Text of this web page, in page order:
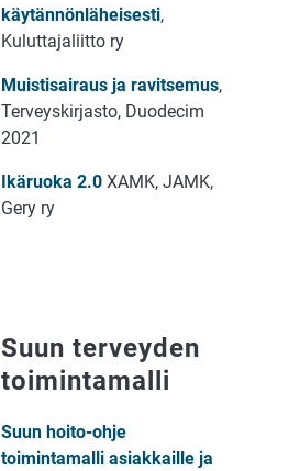
käytännönläheisesti,
Kuluttajaliitto ry
Muistisairaus ja ravitsemus,
Terveyskirjasto, Duodecim
2021
Ikäruoka 2.0 XAMK, JAMK,
Gery ry
Suun terveyden
toimintamalli
Suun hoito-ohje
toimintamalli asiakkaille ja